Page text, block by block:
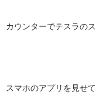
カウンターでテスラの
スマホのアプリを見せて